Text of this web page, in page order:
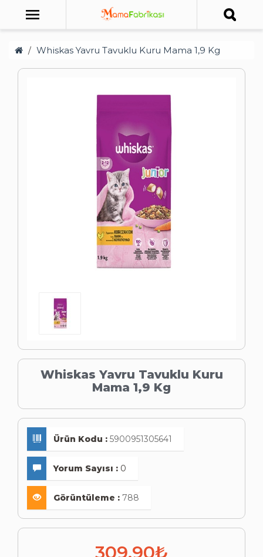
Whiskas Yavru Tavuklu Kuru Mama 1,9 Kg
Whiskas Yavru Tavuklu Kuru
Mama 1,9 Kg
Ürün Kodu : 5900951305641
Yorum Sayısı : 0
Görüntüleme : 788
309,90₺